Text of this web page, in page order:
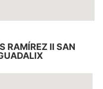
RAMÍREZ II SAN